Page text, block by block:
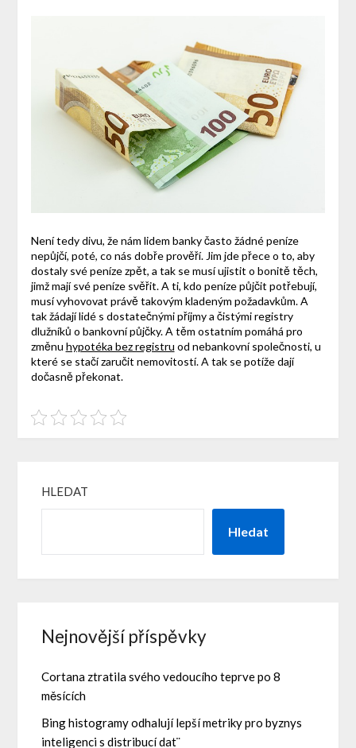
Není tedy divu, že nám lidem banky často žádné peníze
nepůjčí, poté, co nás dobře prověří. Jim jde přece o to, aby
dostaly své peníze zpět, a tak se musí ujistit o bonitě těch,
jimž mají své peníze svěřit. A ti, kdo peníze půjčit potřebují,
musí vyhovovat právě takovým kladeným požadavkům.A
tak žádají lidé s dostatečnými příjmy a čistými registry
dlužníků o bankovní půjčky. A těm ostatním pomáhá pro
změnu hypotéka bez registru od nebankovní společnosti, u
které se stačí zaručit nemovitostí. A tak se potíže dají
dočasně překonat.
HLEDAT
Hledat
Nejnovější příspěvky
Cortana ztratila svého vedoucího teprve po 8
měsících
Bing histogramy odhalují lepší metriky pro byznys
inteligenci s distribucí dat¨